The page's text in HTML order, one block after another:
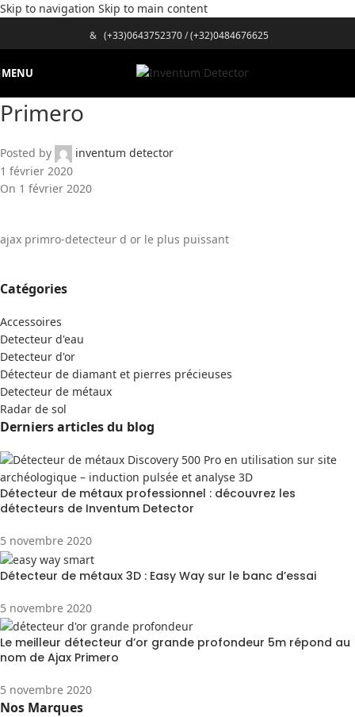
Skip to navigation Skip to main content
& (+33)0643752370/(+32)0484676625
MENU
Primero
Posted by
inventum detector
1 février 2020
On 1 février 2020
ajax primro-detecteur d or le plus puissant
Catégories
Accessoires
Detecteur d'eau
Detecteur d'or
Détecteur de diamant et pierres précieuses
Detecteur de métaux
Radar de sol
Derniers articles du blog
Détecteur de métaux professionnel : découvrez les
détecteurs de Inventum Detector
5 novembre 2020
Détecteur de métaux 3D : Easy Way sur le banc d’essai
5 novembre 2020
Le meilleur détecteur d’or grande profondeur 5m répond au
nom de Ajax Primero
5 novembre 2020
Nos Marques